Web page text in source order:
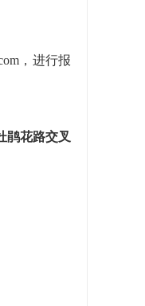
，进行报
鹃花路交叉